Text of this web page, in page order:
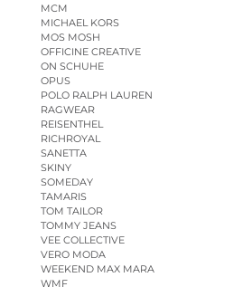
MCM
MICHAEL KORS
MOS MOSH
OFFICINE CREATIVE
ON SCHUHE
OPUS
POLO RALPH LAUREN
RAGWEAR
REISENTHEL
RICHROYAL
SANETTA
SKINY
SOMEDAY
TAMARIS
TOM TAILOR
TOMMY JEANS
VEE COLLECTIVE
VERO MODA
WEEKEND MAX MARA
WMF